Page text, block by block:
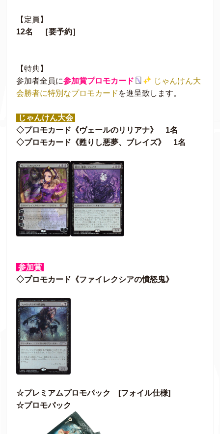
【定員】
12名 ［要予約］
【特典】
参加者全員に参加賞プロモカード
じゃんけん大
会勝者に特別なプロモカード を進呈致します。
じゃんけん大会
◇プロモカード《ヴェールのリリアナ》 1名
◇プロモカード《甦りし悪夢、ブレイズ》 1名
参加賞
◇プロモカード《ファイレクシアの憤怒鬼》
☆プレミアムプロモパック [フォイル仕様]
☆プロモパック